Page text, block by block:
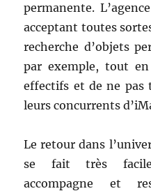
permanente.
acceptant toutes
recherche d’objets
par exemple, tout en
effectifs et de ne pas
leurs concurrents
Le retour dans
se fait très
accompagne et